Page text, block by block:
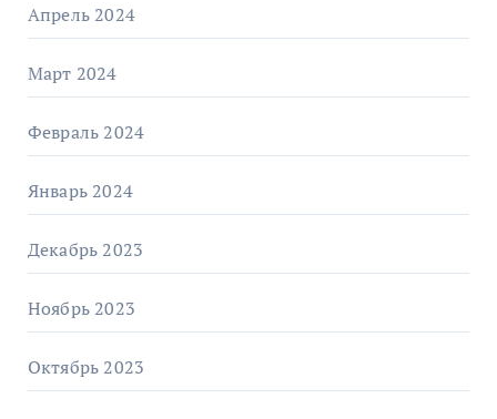
Апрель 2024
Март 2024
Февраль 2024
Январь 2024
Декабрь 2023
Ноябрь 2023
Октябрь 2023